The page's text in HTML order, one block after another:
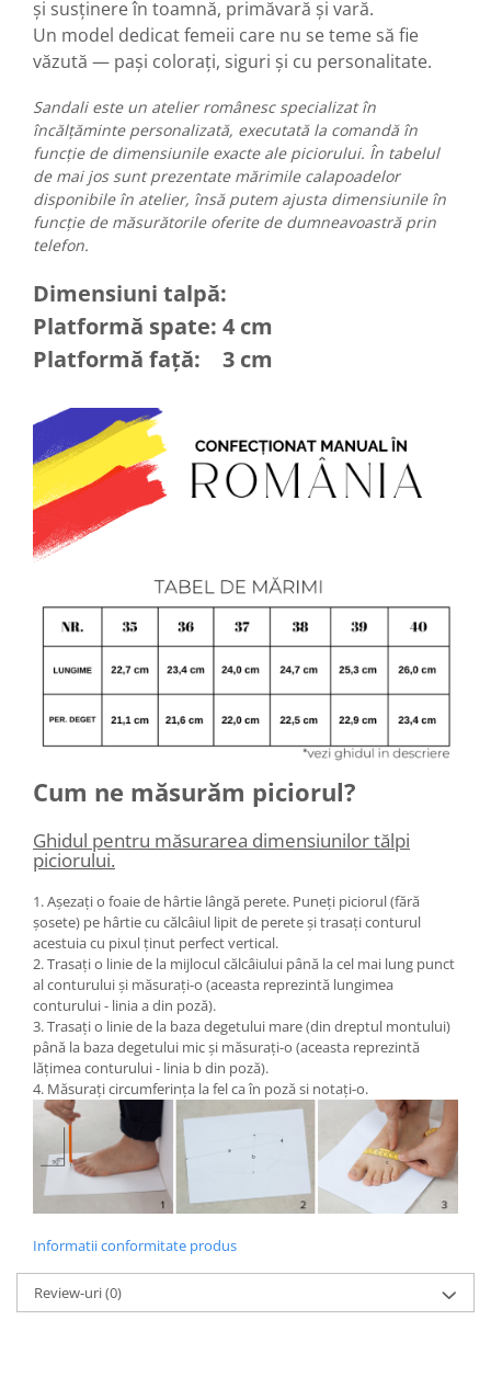
și susținere în toamnă, primăvară și vară.
Un model dedicat femeii care nu se teme să fie
văzută — pași colorați, siguri și cu personalitate.
Sandali este un atelier românesc specializat în
încălțăminte personalizată, executată la comandă în
funcție de dimensiunile exacte ale piciorului. În tabelul
de mai jos sunt prezentate mărimile calapoadelor
disponibile în atelier, însă putem ajusta dimensiunile în
funcție de măsurătorile oferite de dumneavoastră prin
telefon.
Dimensiuni talpă:
Platformă spate: 4 cm
Platformă față: 3 cm
Cum ne măsurăm piciorul?
Ghidul pentru măsurarea dimensiunilor tălpi
piciorului.
1. Așezați o foaie de hârtie lângă perete. Puneți piciorul (fără
șosete) pe hârtie cu călcâiul lipit de perete și trasați conturul
acestuia cu pixul ținut perfect vertical.
2. Trasați o linie de la mijlocul călcâiului până la cel mai lung punct
al conturului și măsurați-o (aceasta reprezintă lungimea
conturului - linia a din poză).
3. Trasați o linie de la baza degetului mare (din dreptul montului)
până la baza degetului mic și măsurați-o (aceasta reprezintă
lățimea conturului - linia b din poză).
4. Măsurați circumferința la fel ca în poză si notați-o.
Informatii conformitate produs
Review-uri(0)